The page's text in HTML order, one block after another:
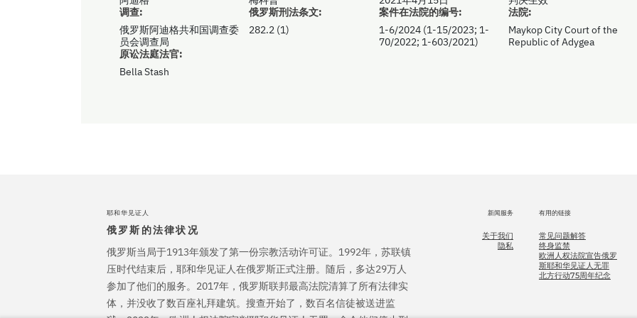
调查:
俄罗斯阿迪格共和国调查委
员会调查局
俄罗斯刑法条文:
282.2 (1)
案件在法院的编号:
1-6/2024 (1-15/2023; 1-
70/2022; 1-603/2021)
法院:
Maykop City Court of the
Republic of Adygea
原讼法庭法官:
Bella Stash
耶和华见证人
俄罗斯的法律状况
俄罗斯当局于1913年颁发了第一份宗教活动许可证。1992年，苏联镇
压时代结束后，耶和华见证人在俄罗斯正式注册。随后，多达29万人
参加了他们的服务。2017年，俄罗斯联邦最高法院清算了所有法律实
体，并没收了数百座礼拜建筑。搜查开始了，数百名信徒被送进监
新闻服务
关于我们
隐私
有用的链接
常见问题解答
终身监禁
欧洲人权法院宣告俄罗
斯耶和华见证人无罪
北方行动75周年纪念